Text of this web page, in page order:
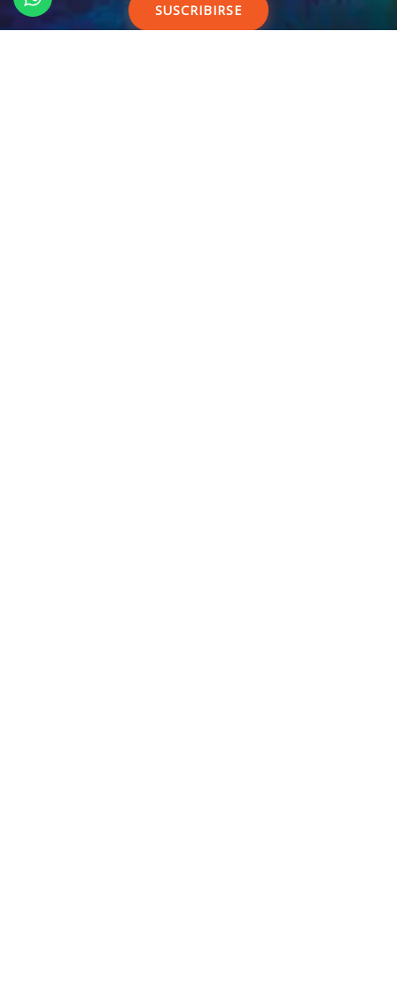
SUSCRIBIRSE